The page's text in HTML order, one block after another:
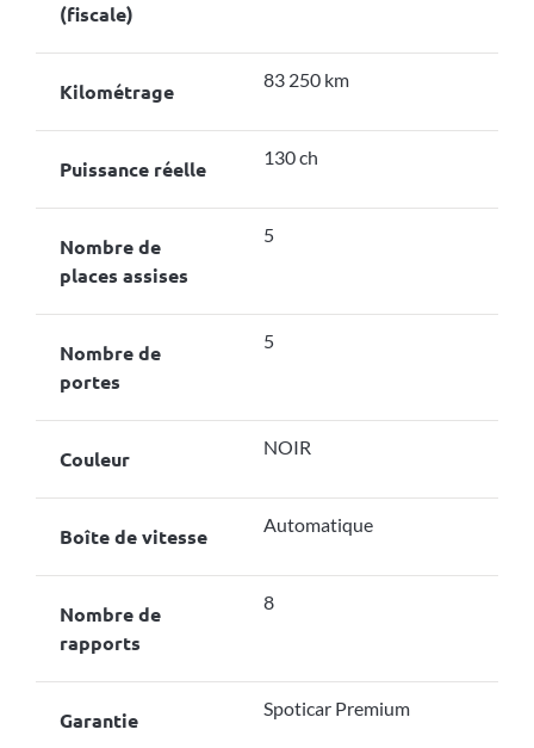
(fiscale)
Kilométrage 83 250 km
Puissance réelle 130 ch
Nombre de
places assises
5
Nombre de
portes
5
Couleur NOIR
Boîte de vitesse Automatique
Nombre de
rapports
8
Garantie Spoticar Premium